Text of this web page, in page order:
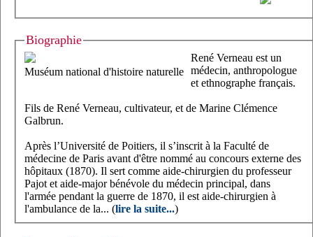
Biographie
Muséum national d'histoire naturelle
René Verneau est un
médecin, anthropologue
et ethnographe français.
Fils de René Verneau, cultivateur, et de Marine Clémence
Galbrun.
Après l’Université de Poitiers, il s’inscrit à la Faculté de
médecine de Paris avant d'être nommé au concours externe des
hôpitaux (1870). Il sert comme aide-chirurgien du professeur
Pajot et aide-major bénévole du médecin principal, dans
l'armée pendant la guerre de 1870, il est aide-chirurgien à
l'ambulance de la... (lire la suite...)